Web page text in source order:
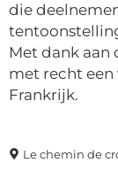
Le chemin de
die
Met dank aan
met recht een
Frankrijk.